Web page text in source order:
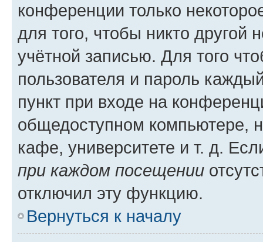
конференции только
для того, чтобы никто другой
учётной записью. Для того
пользователя и пароль
пункт при входе на
общедоступном компьютере,
кафе, университете и т. д.
при каждом посещении
отключил эту функцию.
Вернуться к началу